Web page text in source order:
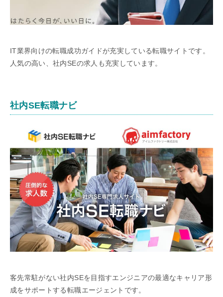
IT業界向けの転職成功ガイドが充実している転職サイトです。
人気の高い、社内SEの求人も充実しています。
社内SE転職ナビ
客先常駐がない社内SEを目指すエンジニアの最適なキャリア形
成をサポートする転職エージェントです。